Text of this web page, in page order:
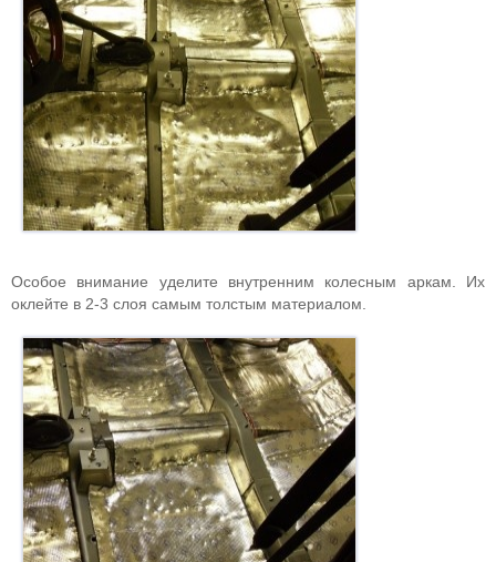
Особое внимание уделите внутренним колесным аркам. Их
оклейте в 2-3 слоя самым толстым материалом.